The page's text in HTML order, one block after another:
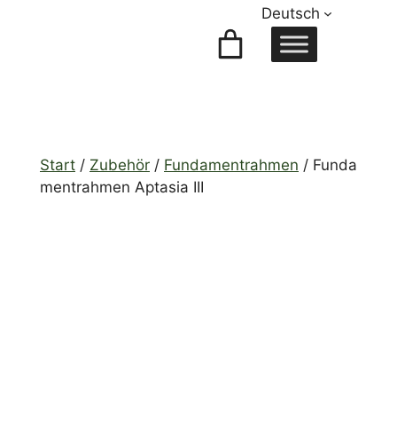
Deutsch
Start / Zubehör / Fundamentrahmen / Funda
mentrahmen Aptasia III